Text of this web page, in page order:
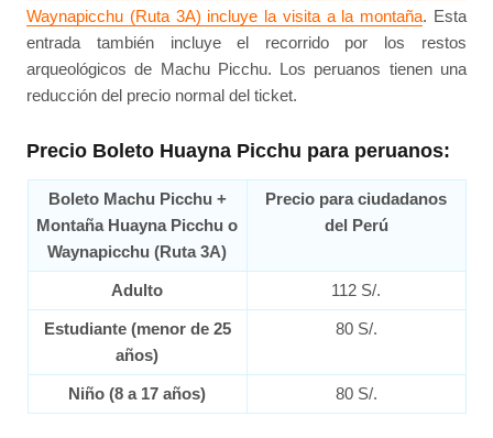
Waynapicchu (Ruta 3A) incluye la visita a la montaña. Esta
entrada también incluye el recorrido por los restos
arqueológicos de Machu Picchu. Los peruanos tienen una
reducción del precio normal del ticket.
Precio Boleto Huayna Picchu para peruanos:
Boleto Machu Picchu +
Montaña Huayna Picchu o
Waynapicchu (Ruta 3A)
Precio para ciudadanos
del Perú
Adulto 112 S/.
Estudiante (menor de 25
años)
80 S/.
Niño (8 a 17 años) 80 S/.